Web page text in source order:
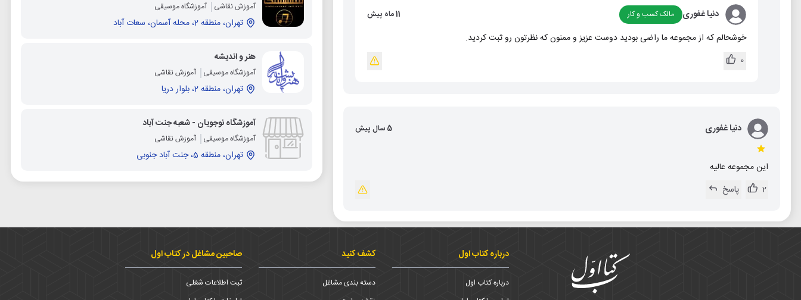
دنیا غفوری مالک کسب و کار 11 ماه پیش
خوشحالم که از مجموعه ما راضی بودید دوست عزیز و ممنون که نظرتون رو ثبت کردید.
0
دنیا غفوری 5 سال پیش
این مجموعه عالیه
2
پاسخ
آموزش نقاشی آموزشگاه موسیقی
تهران، منطقه 2، محله آسمان، سعات آباد
هنر و اندیشه
آموزشگاه موسیقی آموزش نقاشی
تهران، منطقه 2، بلوار دریا
آموزشگاه نوجویان - شعبه جنت آباد
آموزشگاه موسیقی آموزش نقاشی
تهران، منطقه 5، جنت آباد جنوبی
درباره کتاب اول
درباره کتاب اول
کشف کنید
دسته بندی مشاغل
صاحبین مشاغل در کتاب اول
ثبت اطلاعات شغلی